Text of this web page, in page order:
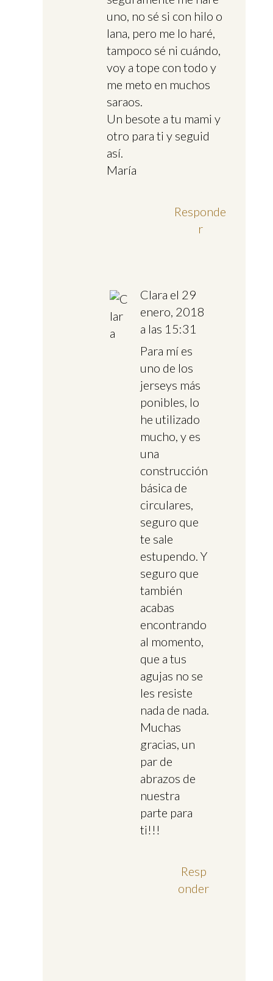
uno, no sé si con hilo o
lana, pero me lo haré,
tampoco sé ni cuándo,
voy a tope con todo y
me meto en muchos
saraos.
Un besote a tu mami y
otro para ti y seguid
así.
María
Responde
r
Clara el 29
enero, 2018
a las 15:31
Para mí es
uno de los
jerseys más
ponibles, lo
he utilizado
mucho, y es
una
construcción
básica de
circulares,
seguro que
te sale
estupendo. Y
seguro que
también
acabas
encontrando
al momento,
que a tus
agujas no se
les resiste
nada de nada.
Muchas
gracias, un
par de
abrazos de
nuestra
parte para
ti!!!
Resp
onder